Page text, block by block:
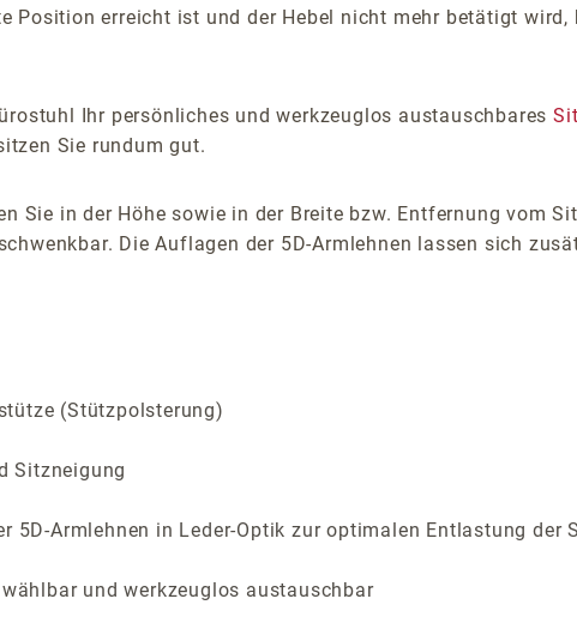
Position erreicht ist und der Hebel nicht mehr betätigt
Ihr persönliches und werkzeuglos austauschbares
Sie rundum gut.
Sie in der Höhe sowie in der Breite bzw. Entfernung vom
Die Auflagen der 5D-Armlehnen lassen sich
(Stützpolsterung)
Sitzneigung
5D-Armlehnen in Leder-Optik zur optimalen Entlastung der
und werkzeuglos austauschbar